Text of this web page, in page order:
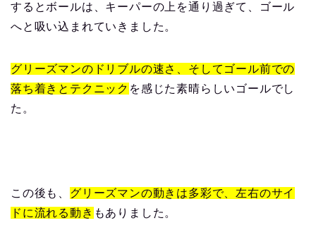
するとボールは、キーパーの上を通り過ぎて、ゴール
へと吸い込まれていきました。
グリーズマンのドリブルの速さ、そしてゴール前での
落ち着きとテクニック を感じた素晴らしいゴールでし
た。
この後も、 グリーズマンの動きは多彩で、左右のサイ
ドに流れる動き もありました。